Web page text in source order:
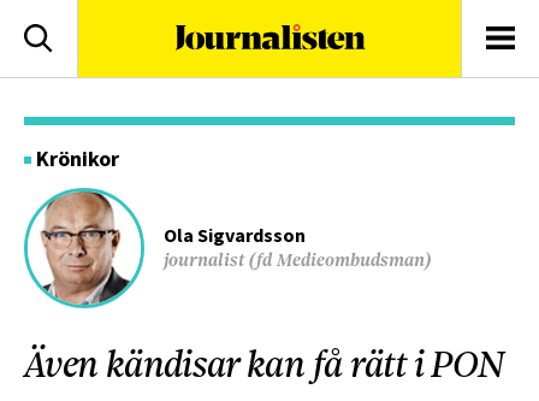
Sök
Krönikor
Ola Sigvardsson
journalist (fd Medieombudsman)
Även kändisar kan få rätt i PON